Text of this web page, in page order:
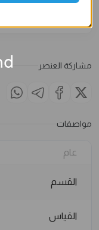
مشاركة العنصر
مواصفات
عام
القسم
القياس